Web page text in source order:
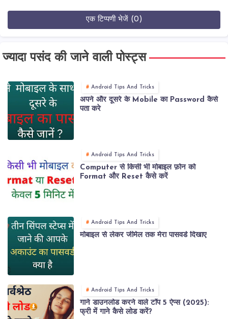
एक टिप्पणी भेजें (0)
ज्यादा पसंद की जाने वाली पोस्ट्स
Android Tips And Tricks
अपने और दूसरे के Mobile का Password कैसे
पता करे
Android Tips And Tricks
Computer से किसी भी मोबाइल फ़ोन को
Format और Reset कैसे करें
Android Tips And Tricks
मोबाइल से लेकर जीमेल तक मेरा पासवर्ड दिखाए
Android Tips And Tricks
गाने डाउनलोड करने वाले टॉप 5 ऐप्स (2025):
फ्री में गाने कैसे लोड करें?